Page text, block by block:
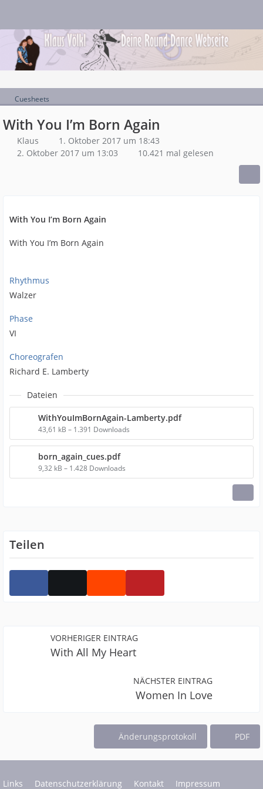
Cuesheets
With You I’m Born Again
Klaus
1. Oktober 2017 um 18:43
2. Oktober 2017 um 13:03
10.421 mal gelesen
With You I’m Born Again
With You I’m Born Again
Rhythmus
Walzer
Phase
VI
Choreografen
Richard E. Lamberty
Dateien
WithYouImBornAgain-Lamberty.pdf
43,61 kB – 1.391 Downloads
born_again_cues.pdf
9,32 kB – 1.428 Downloads
Teilen
VORHERIGER EINTRAG
With All My Heart
NÄCHSTER EINTRAG
Women In Love
Änderungsprotokoll PDF
Links Datenschutzerklärung Kontakt Impressum